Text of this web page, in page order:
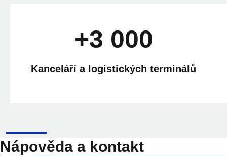
+3 000
Kanceláří a logistických terminálů
Nápověda a kontakt